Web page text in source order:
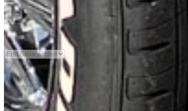
Generation